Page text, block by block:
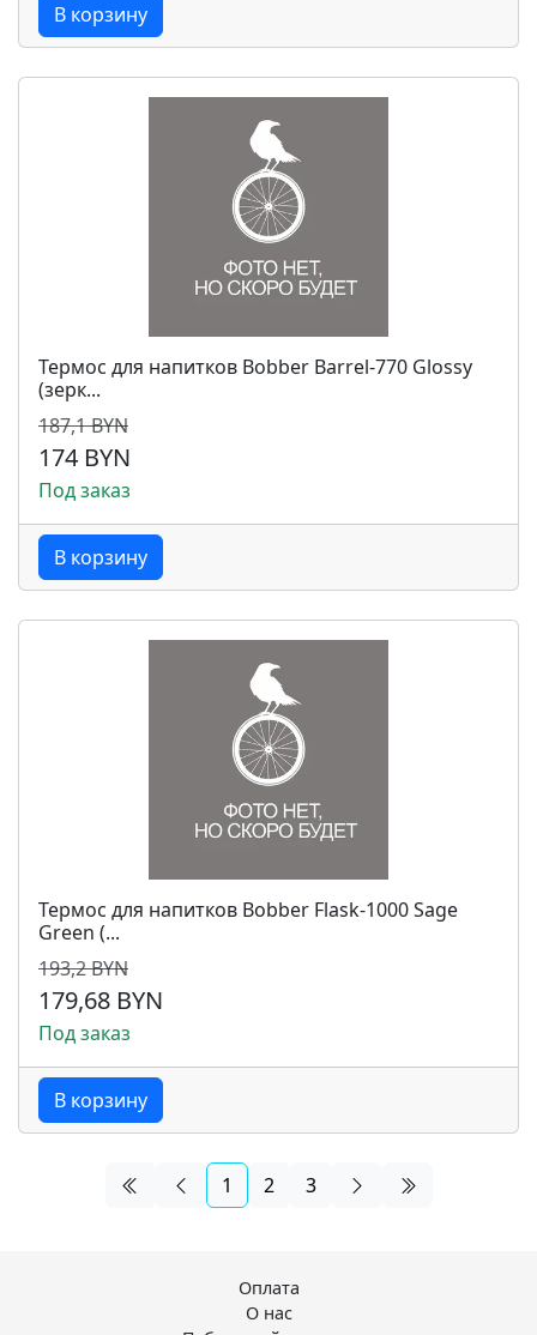
В корзину
Термос для напитков Bobber Barrel-770 Glossy
(зерк...
187,1 BYN
174 BYN
Под заказ
В корзину
Термос для напитков Bobber Flask-1000 Sage
Green (...
193,2 BYN
179,68 BYN
Под заказ
В корзину
1 2 3
Оплата
О нас